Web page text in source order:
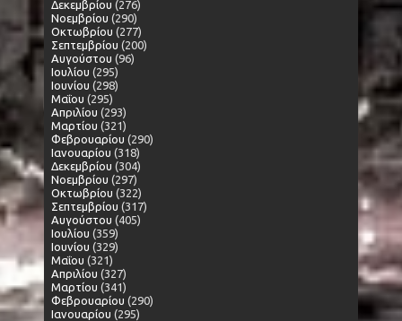
Δεκεμβρίου (276)
Νοεμβρίου (290)
Οκτωβρίου (277)
Σεπτεμβρίου (200)
Αυγούστου (96)
Ιουλίου (295)
Ιουνίου (298)
Μαΐου (295)
Απριλίου (293)
Μαρτίου (321)
Φεβρουαρίου (290)
Ιανουαρίου (318)
Δεκεμβρίου (304)
Νοεμβρίου (297)
Οκτωβρίου (322)
Σεπτεμβρίου (317)
Αυγούστου (405)
Ιουλίου (359)
Ιουνίου (329)
Μαΐου (321)
Απριλίου (327)
Μαρτίου (341)
Φεβρουαρίου (290)
Ιανουαρίου (295)